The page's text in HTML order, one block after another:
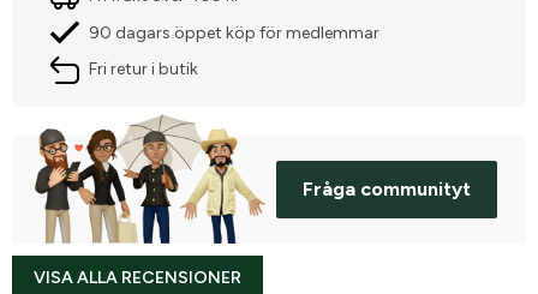
90 dagars öppet köp för medlemmar
Fri retur i butik
Fråga communityt
VISA ALLA RECENSIONER